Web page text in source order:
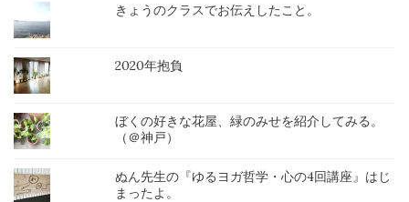
きょうのクラスでお伝えしたこと。
2020年抱負
ぼくの好きな花屋、緑のみせを紹介してみる。
（＠神戸）
ぬん先生の『ゆるヨガ哲学・心の4回講座』はじ
まったよ。